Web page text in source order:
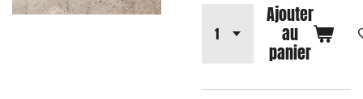
Ajouter
au
panier